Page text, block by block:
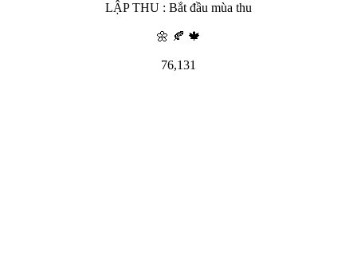
LẬP THU : Bắt đầu mùa thu
🌼 🍂 🍁
76,131